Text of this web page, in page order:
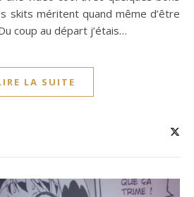
skits méritent quand même d’être
coup au départ j’étais…
LA SUITE